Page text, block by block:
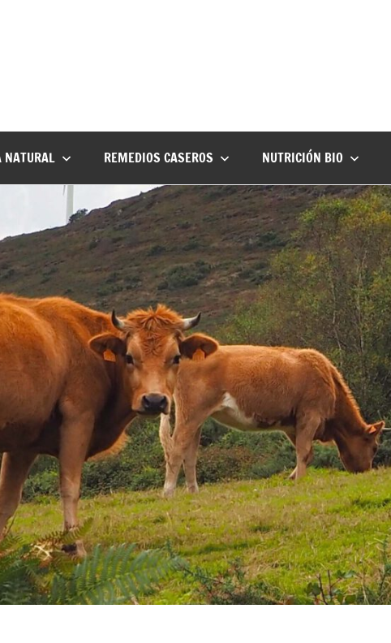
NATURAL REMEDIOS CASEROS NUTRICIÓN BIO